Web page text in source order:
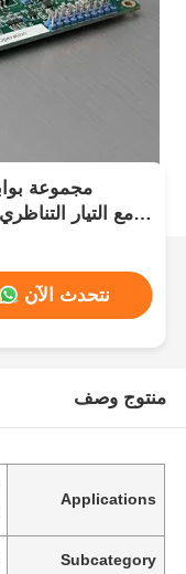
نتحدث الآن
منتوج وصف
Applications
Subcategory